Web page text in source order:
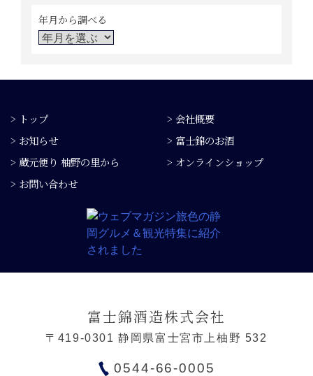
年月から調べる
> トップ
> 会社概要
> お知らせ
> 富士錦のお酒
> 蔵元便り 柚野の里から
> オンラインショップ
> お問い合わせ
富士錦酒造株式会社
〒419-0301 静岡県富士宮市上柚野 532
0544-66-0005